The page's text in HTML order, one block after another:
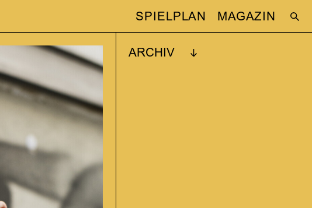
SPIELPLAN MAGAZIN
ARCHIV